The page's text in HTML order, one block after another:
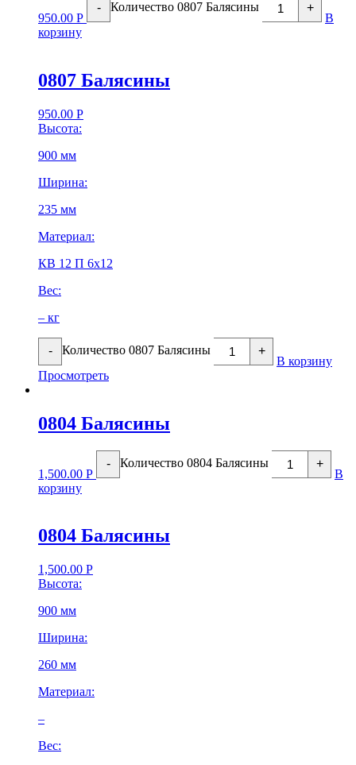
950.00 Р
- Количество 0807 Балясины +
В
корзину
0807 Балясины
950.00 Р
Высота:
900 мм
Ширина:
235 мм
Материал:
КВ 12 П 6х12
Вес:
– кг
- Количество 0807 Балясины +
В корзину
Просмотреть
0804 Балясины
1,500.00 Р
- Количество 0804 Балясины +
В
корзину
0804 Балясины
1,500.00 Р
Высота:
900 мм
Ширина:
260 мм
Материал:
–
Вес: